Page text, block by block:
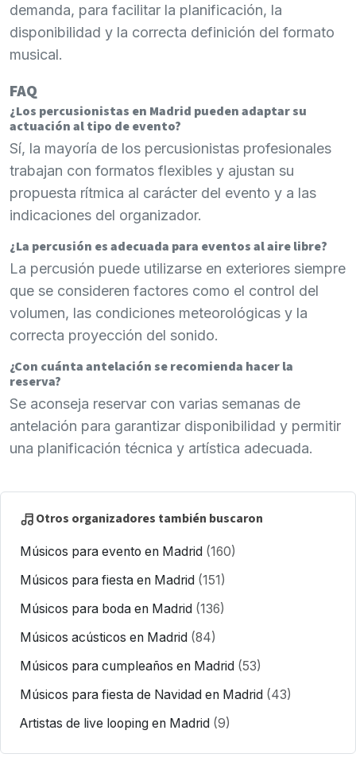
demanda, para facilitar la planificación, la
disponibilidad y la correcta definición del formato
musical.
FAQ
¿Los percusionistas en Madrid pueden adaptar su
actuación al tipo de evento?
Sí, la mayoría de los percusionistas profesionales
trabajan con formatos flexibles y ajustan su
propuesta rítmica al carácter del evento y a las
indicaciones del organizador.
¿La percusión es adecuada para eventos al aire libre?
La percusión puede utilizarse en exteriores siempre
que se consideren factores como el control del
volumen, las condiciones meteorológicas y la
correcta proyección del sonido.
¿Con cuánta antelación se recomienda hacer la
reserva?
Se aconseja reservar con varias semanas de
antelación para garantizar disponibilidad y permitir
una planificación técnica y artística adecuada.
Otros organizadores también buscaron
Músicos para evento en Madrid (160)
Músicos para fiesta en Madrid (151)
Músicos para boda en Madrid (136)
Músicos acústicos en Madrid (84)
Músicos para cumpleaños en Madrid (53)
Músicos para fiesta de Navidad en Madrid (43)
Artistas de live looping en Madrid (9)